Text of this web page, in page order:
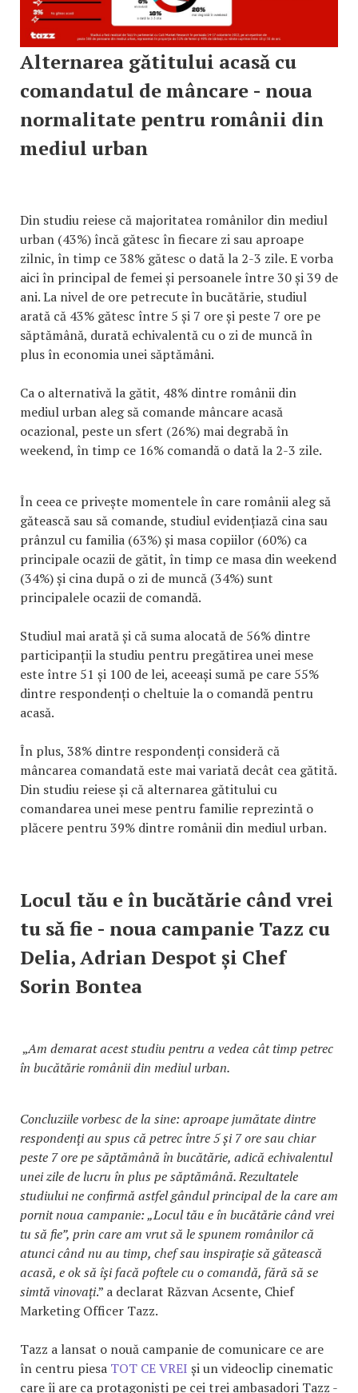
Alternarea gătitului acasă cu
comandatul de mâncare - noua
normalitate pentru românii din
mediul urban
Din studiu reiese că majoritatea românilor din mediul
urban (43%) încă gătesc în fiecare zi sau aproape
zilnic, în timp ce 38% gătesc o dată la 2-3 zile. E vorba
aici în principal de femei și persoanele între 30 și 39 de
ani. La nivel de ore petrecute în bucătărie, studiul
arată că 43% gătesc între 5 și 7 ore și peste 7 ore pe
săptămână, durată echivalentă cu o zi de muncă în
plus în economia unei săptămâni.
Ca o alternativă la gătit, 48% dintre românii din
mediul urban aleg să comande mâncare acasă
ocazional, peste un sfert (26%) mai degrabă în
weekend, în timp ce 16% comandă o dată la 2-3 zile.
În ceea ce privește momentele în care românii aleg să
gătească sau să comande, studiul evidențiază cina sau
prânzul cu familia (63%) și masa copiilor (60%) ca
principale ocazii de gătit, în timp ce masa din weekend
(34%) și cina după o zi de muncă (34%) sunt
principalele ocazii de comandă.
Studiul mai arată și că suma alocată de 56% dintre
participanții la studiu pentru pregătirea unei mese
este între 51 și 100 de lei, aceeași sumă pe care 55%
dintre respondenți o cheltuie la o comandă pentru
acasă.
În plus, 38% dintre respondenți consideră că
mâncarea comandată este mai variată decât cea gătită.
Din studiu reiese și că alternarea gătitului cu
comandarea unei mese pentru familie reprezintă o
plăcere pentru 39% dintre românii din mediul urban.
Locul tău e în bucătărie când vrei
tu să fie - noua campanie Tazz cu
Delia, Adrian Despot și Chef
Sorin Bontea
„Am demarat acest studiu pentru a vedea cât timp petrec
în bucătărie românii din mediul urban.
Concluziile vorbesc de la sine: aproape jumătate dintre
respondenți au spus că petrec între 5 și 7 ore sau chiar
peste 7 ore pe săptămână în bucătărie, adică echivalentul
unei zile de lucru în plus pe săptămână. Rezultatele
studiului ne confirmă astfel gândul principal de la care am
pornit noua campanie: „Locul tău e în bucătărie când vrei
tu să fie”, prin care am vrut să le spunem românilor că
atunci când nu au timp, chef sau inspirație să gătească
acasă, e ok să își facă poftele cu o comandă, fără să se
simtă vinovați.” a declarat Răzvan Acsente, Chief
Marketing Officer Tazz.
Tazz a lansat o nouă campanie de comunicare ce are
în centru piesa TOT CE VREI și un videoclip cinematic
care îi are ca protagoniști pe cei trei ambasadori Tazz -